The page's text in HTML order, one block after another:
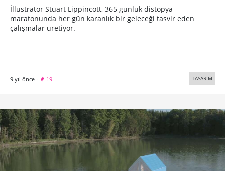
İllüstratör Stuart Lippincott, 365 günlük distopya
maratonunda her gün karanlık bir geleceği tasvir eden
çalışmalar üretiyor.
9 yıl önce · 19 TASARIM